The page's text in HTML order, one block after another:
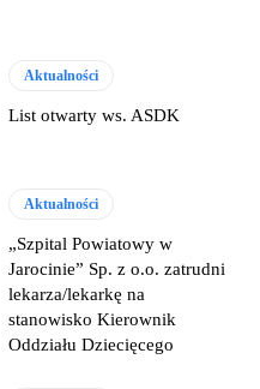
Aktualności
List otwarty ws. ASDK
Aktualności
„Szpital Powiatowy w
Jarocinie” Sp. z o.o. zatrudni
lekarza/lekarkę na
stanowisko Kierownik
Oddziału Dziecięcego